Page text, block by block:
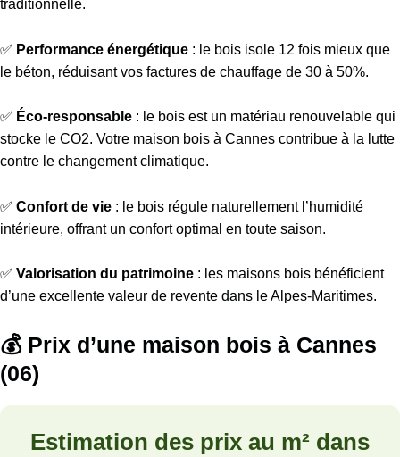
traditionnelle.
✅ Performance énergétique : le bois isole 12 fois mieux que
le béton, réduisant vos factures de chauffage de 30 à 50%.
✅ Éco-responsable : le bois est un matériau renouvelable qui
stocke le CO2. Votre maison bois à Cannes contribue à la lutte
contre le changement climatique.
✅ Confort de vie : le bois régule naturellement l’humidité
intérieure, offrant un confort optimal en toute saison.
✅ Valorisation du patrimoine : les maisons bois bénéficient
d’une excellente valeur de revente dans le Alpes-Maritimes.
💰 Prix d’une maison bois à Cannes
(06)
Estimation des prix au m² dans